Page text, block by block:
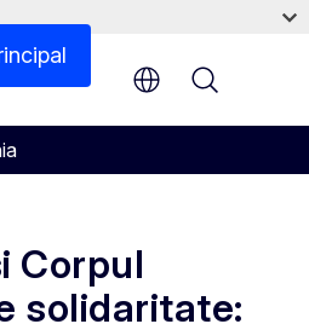
Corpul
solidaritate: